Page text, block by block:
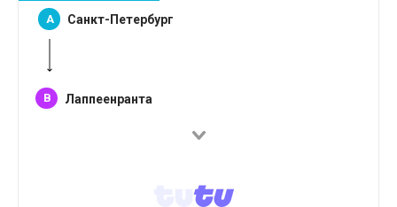
A Санкт-Петербург
B Лаппеенранта